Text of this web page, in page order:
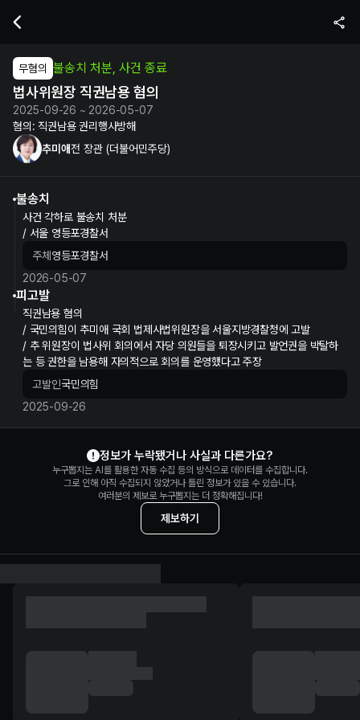
무혐의 불송치 처분, 사건 종료
법사위원장 직권남용 혐의
2025-09-26 ~ 2026-05-07
혐의: 직권남용 권리행사방해
추미애전 장관 (더불어민주당)
불송치
사건 각하로 불송치 처분
/ 서울 영등포경찰서
주체 영등포경찰서
2026-05-07
피고발
직권남용 혐의
/ 국민의힘이 추미애 국회 법제사법위원장을 서울지방경찰청에 고발
/ 추 위원장이 법사위 회의에서 자당 의원들을 퇴장시키고 발언권을 박탈하
는 등 권한을 남용해 자의적으로 회의를 운영했다고 주장
고발인국민의힘
2025-09-26
정보가 누락됐거나 사실과 다른가요?
누구뽑지는 AI를 활용한 자동 수집 등의 방식으로 데이터를 수집합니다.
그로 인해 아직 수집되지 않았거나 틀린 정보가 있을 수 있습니다.
여러분의 제보로 누구뽑지는 더 정확해집니다!
제보하기